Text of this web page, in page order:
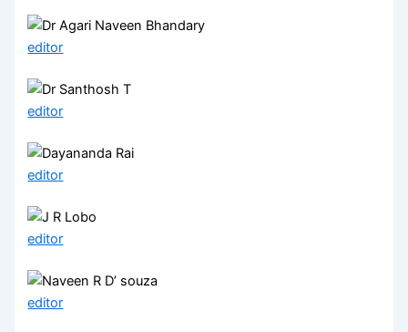
editor
editor
editor
editor
editor